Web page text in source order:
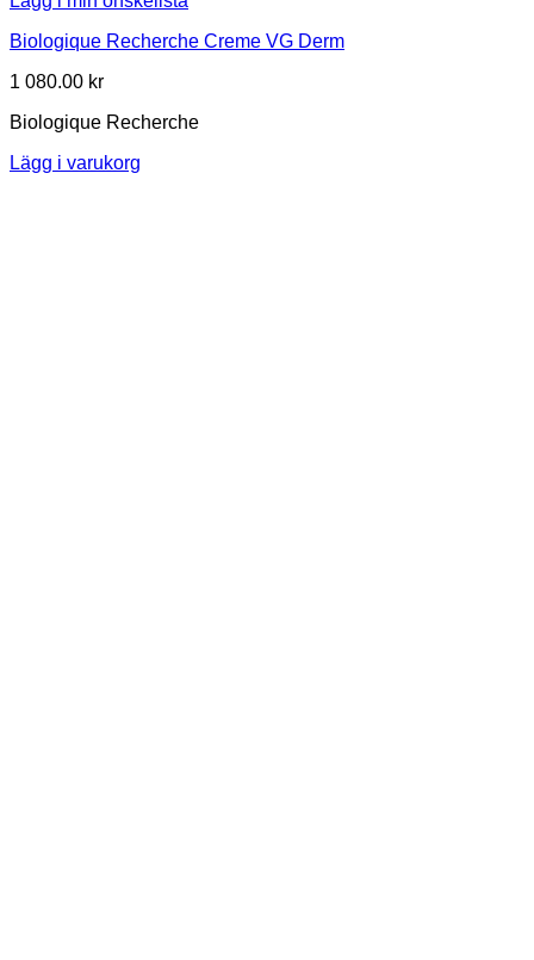
Biologique Recherche Creme VG Derm
1 080.00 kr
Biologique Recherche
Lägg i varukorg